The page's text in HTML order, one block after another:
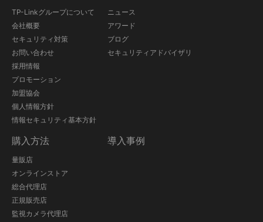
TP-Linkグループについて
会社概要
セキュリティ対策
お問い合わせ
採用情報
プロモーション
加盟協会
個人情報方針
情報セキュリティ基本方針
ニュース
アワード
ブログ
セキュリティアドバイザリ
購入方法
量販店
オンラインストア
総合代理店
正規販売店
監視カメラ代理店
導入事例